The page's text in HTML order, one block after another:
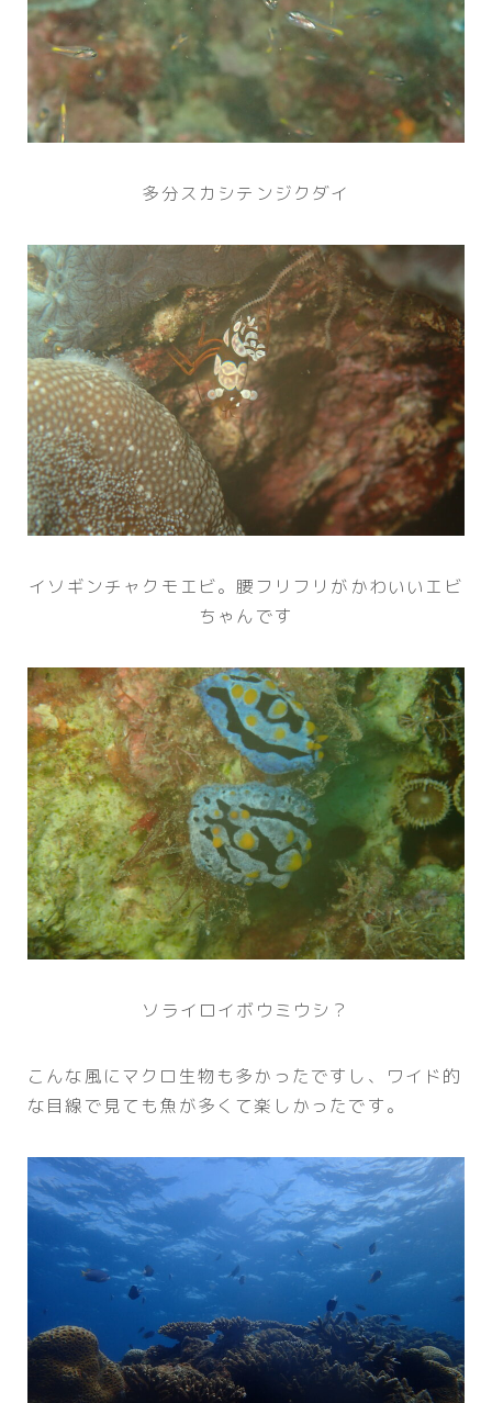
多分スカシテンジクダイ
イソギンチャクモエビ。腰フリフリがかわいいエビ
ちゃんです
ソライロイボウミウシ？
こんな風にマクロ生物も多かったですし、ワイド的
な目線で見ても魚が多くて楽しかったです。